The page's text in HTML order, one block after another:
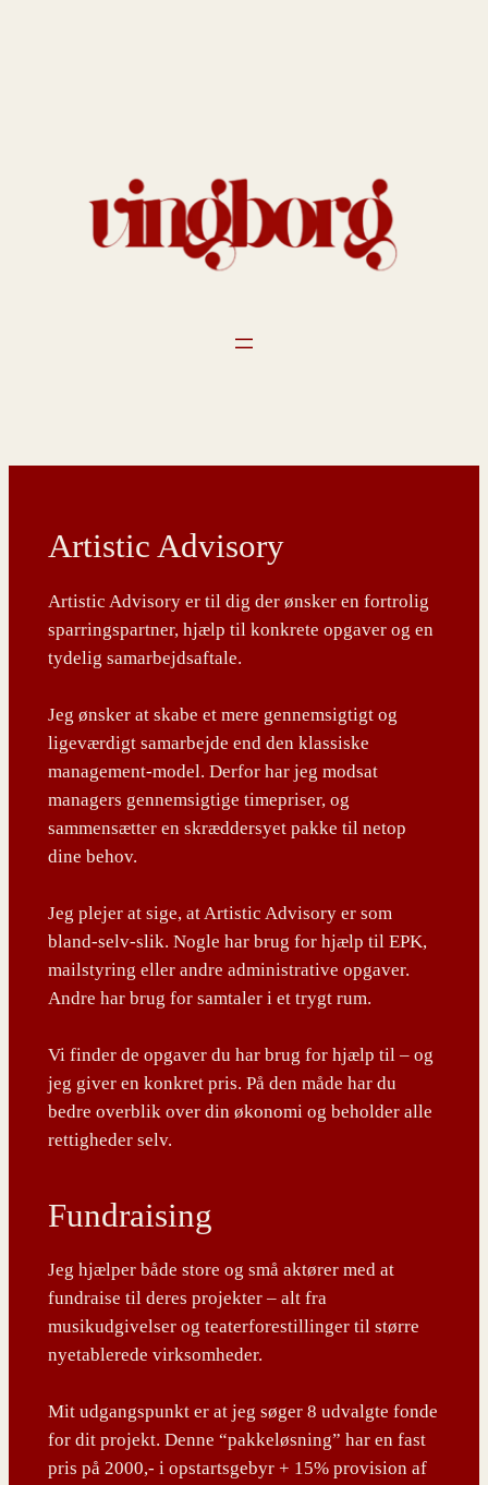
Artistic Advisory
Artistic Advisory er til dig der ønsker en fortrolig
sparringspartner, hjælp til konkrete opgaver og en
tydelig samarbejdsaftale.
Jeg ønsker at skabe et mere gennemsigtigt og
ligeværdigt samarbejde end den klassiske
management-model. Derfor har jeg modsat
managers gennemsigtige timepriser, og
sammensætter en skræddersyet pakke til netop
dine behov.
Jeg plejer at sige, at Artistic Advisory er som
bland-selv-slik. Nogle har brug for hjælp til EPK,
mailstyring eller andre administrative opgaver.
Andre har brug for samtaler i et trygt rum.
Vi finder de opgaver du har brug for hjælp til – og
jeg giver en konkret pris. På den måde har du
bedre overblik over din økonomi og beholder alle
rettigheder selv.
Fundraising
Jeg hjælper både store og små aktører med at
fundraise til deres projekter – alt fra
musikudgivelser og teaterforestillinger til større
nyetablerede virksomheder.
Mit udgangspunkt er at jeg søger 8 udvalgte fonde
for dit projekt. Denne “pakkeløsning” har en fast
pris på 2000,- i opstartsgebyr + 15% provision af